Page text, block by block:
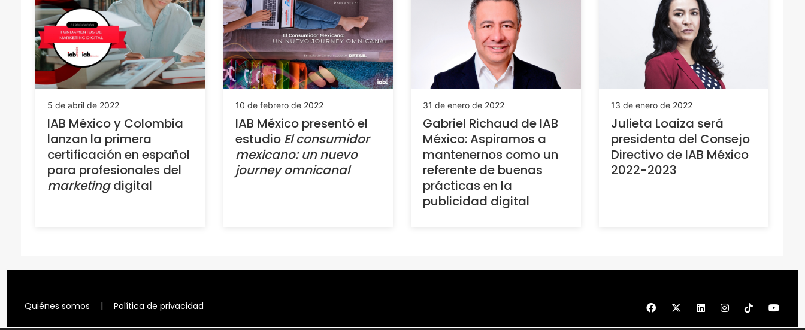
5 de abril de 2022
IAB México y Colombia
lanzan la primera
certificación en español
para profesionales del
marketingdigital
10 de febrero de 2022
IAB México presentó el
estudio El consumidor
mexicano: un nuevo
journey omnicanal
31 de enero de 2022
Gabriel Richaud de IAB
México: Aspiramos a
mantenernos como un
referente de buenas
prácticas en la
publicidad digital
13 de enero de 2022
Julieta Loaiza será
presidenta del Consejo
Directivo de IAB México
2022-2023
Quiénes somos | Política de privacidad